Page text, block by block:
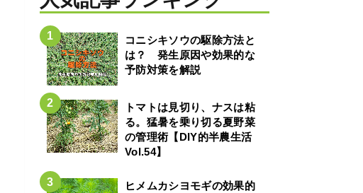
コニシキソウの駆除方法と
は？ 発生原因や効果的な
予防対策を解説
トマトは見切り、ナスは粘
る。猛暑を乗り切る夏野菜
の管理術【DIY的半農生活
Vol.54】
ヒメムカシヨモギの効果的